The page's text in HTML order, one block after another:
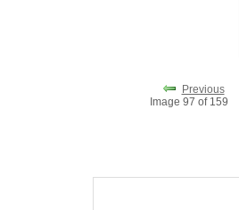
Previous
Image 97 of 159